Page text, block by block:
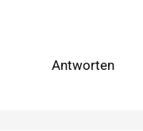
Antworten